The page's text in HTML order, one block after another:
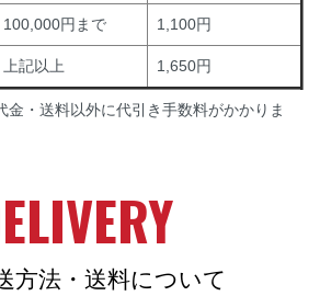
100,000円まで 1,100円
上記以上 1,650円
・送料以外に代引き手数料がかかりま
法・送料について